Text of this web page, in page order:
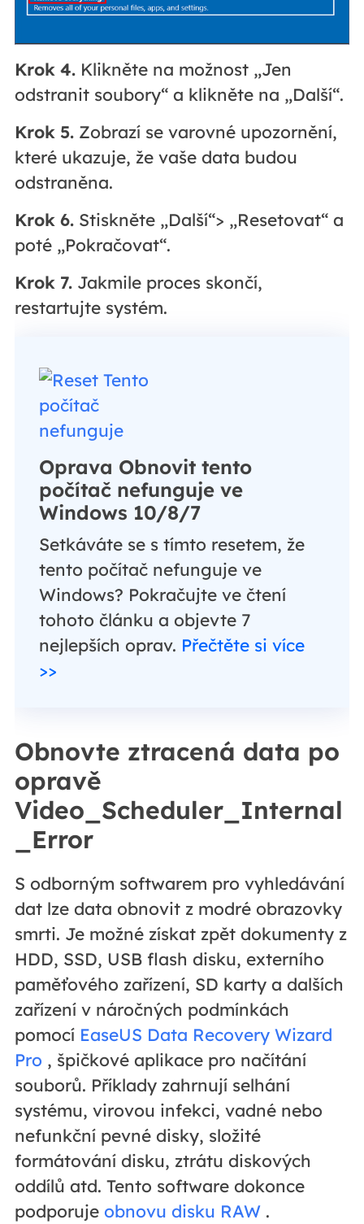
Krok 4.Klikněte na možnost „Jen
odstranit soubory“ a klikněte na „Další“.
Krok 5.Zobrazí se varovné upozornění,
které ukazuje, že vaše data budou
odstraněna.
Krok 6.Stiskněte „Další“> „Resetovat“ a
poté „Pokračovat“.
Krok 7.Jakmile proces skončí,
restartujte systém.
Oprava Obnovit tento
počítač nefunguje ve
Windows 10/8/7
Setkáváte se s tímto resetem, že
tento počítač nefunguje ve
Windows? Pokračujte ve čtení
tohoto článku a objevte 7
nejlepších oprav. Přečtěte si více
>>
Obnovte ztracená data po
opravě
Video_Scheduler_Internal
_Error
S odborným softwarem pro vyhledávání
dat lze data obnovit z modré obrazovky
smrti. Je možné získat zpět dokumenty z
HDD, SSD, USB flash disku, externího
paměťového zařízení, SD karty a dalších
zařízení v náročných podmínkách
pomocí EaseUS Data Recovery Wizard
Pro , špičkové aplikace pro načítání
souborů. Příklady zahrnují selhání
systému, virovou infekci, vadné nebo
nefunkční pevné disky, složité
formátování disku, ztrátu diskových
oddílů atd. Tento software dokonce
podporuje obnovu disku RAW.